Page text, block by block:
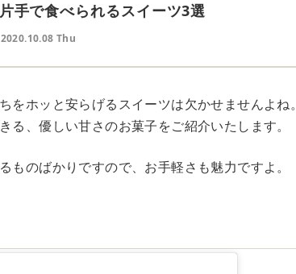
手で食べられるスイーツ3選
2020.10.08 Thu
をホッと安らげるスイーツは欠かせませんよね。
る、優しい甘さのお菓子をご紹介いたします。
ものばかりですので、お手軽さも魅力ですよ。